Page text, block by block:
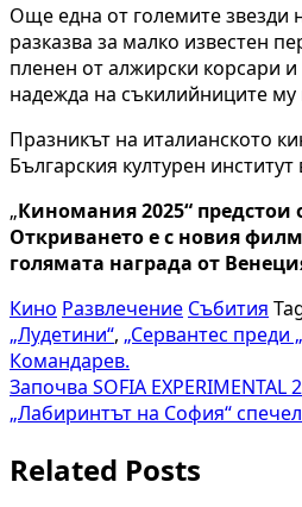
Още една от големите звезди
разказва за малко известен
пленен от алжирски корсари
надежда на съкилийниците
Празникът на италианското
Българския културен
„Киномания 2025“
Откриването е с новия
голямата награда от
Кино Развлечение Събития
„Лудетини“, „Сервантес преди
Командарев.
Навигация
Започва SOFIA
„Лабиринтът на София“
Related Posts